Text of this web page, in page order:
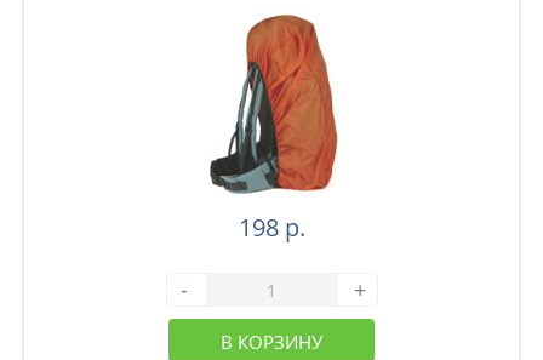
198 р.
- +
В КОРЗИНУ